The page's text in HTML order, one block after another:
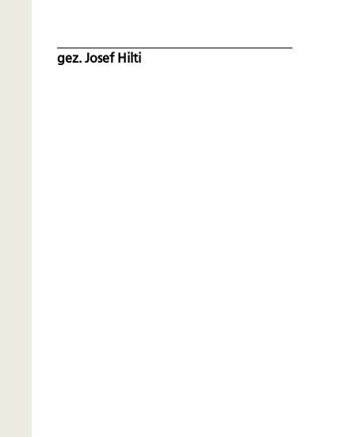
gez. Josef Hilti